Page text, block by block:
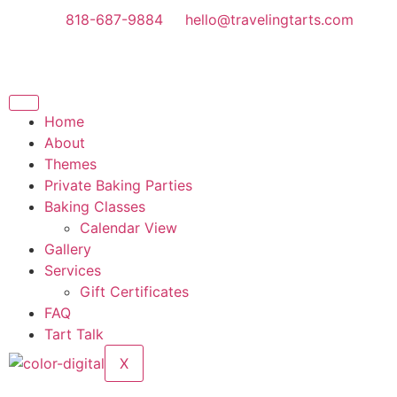
818-687-9884 hello@travelingtarts.com
Home
About
Themes
Private Baking Parties
Baking Classes
Calendar View
Gallery
Services
Gift Certificates
FAQ
Tart Talk
X